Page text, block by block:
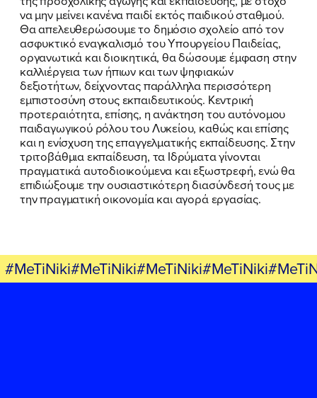
να μην μείνει κανένα παιδί εκτός παιδικού σταθμού.
Θα απελευθερώσουμε το δημόσιο σχολείο από τον
ασφυκτικό εναγκαλισμό του Υπουργείου Παιδείας,
οργανωτικά και διοικητικά, θα δώσουμε έμφαση στην
καλλιέργεια των ήπιων και των ψηφιακών
δεξιοτήτων, δείχνοντας παράλληλα περισσότερη
εμπιστοσύνη στους εκπαιδευτικούς. Κεντρική
προτεραιότητα, επίσης, η ανάκτηση του αυτόνομου
παιδαγωγικού ρόλου του Λυκείου, καθώς και επίσης
και η ενίσχυση της επαγγελματικής εκπαίδευσης. Στην
τριτοβάθμια εκπαίδευση, τα Ιδρύματα γίνονται
πραγματικά αυτοδιοικούμενα και εξωστρεφή, ενώ θα
επιδιώξουμε την ουσιαστικότερη διασύνδεσή τους με
την πραγματική οικονομία και αγορά εργασίας.